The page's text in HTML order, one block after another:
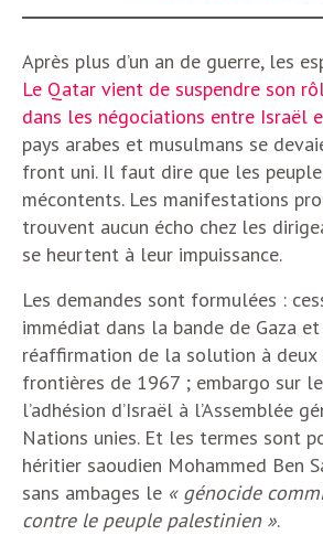
Après plus d’un an de guerre, les
Le Qatar vient de suspendre son
dans les négociations entre Israël
pays arabes et musulmans se
front uni. Il faut dire que les
mécontents. Les manifestations
trouvent aucun écho chez les
se heurtent à leur impuissance.
Les demandes sont formulées :
immédiat dans la bande de Gaza
réaffirmation de la solution à deux
frontières de 1967 ; embargo sur
l’adhésion d’Israël à l’Assemblée
Nations unies. Et les termes sont
héritier saoudien Mohammed Ben
sans ambages le « génocide
contre le peuple palestinien ».